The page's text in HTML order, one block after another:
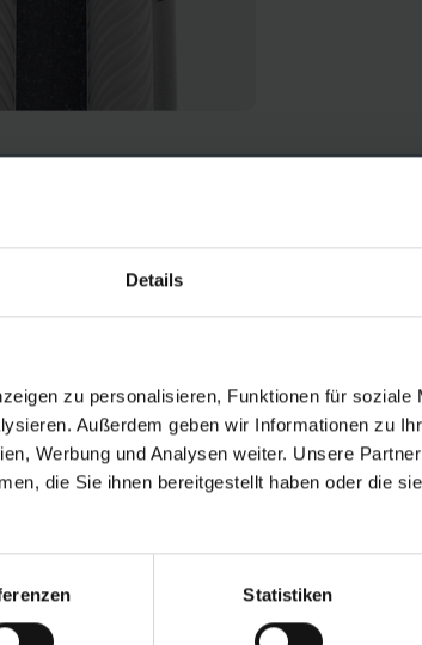
Details
zu personalisieren, Funktionen für soziale
Außerdem geben wir Informationen zu
Werbung und Analysen weiter. Unsere
die Sie ihnen bereitgestellt haben oder die
Statistiken
BLACK'N'ROLL
Mescola speciale per pneumatici
per sedie a rotelle. Non lascia
2GRIP
Proteggono le
laterale è
come
pneumatici